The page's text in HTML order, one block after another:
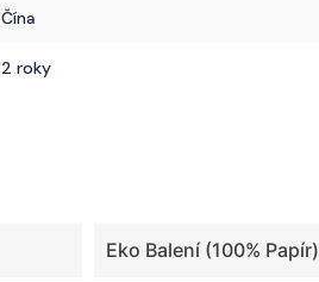
Čína
2 roky
Eko Balení (100% Papír)